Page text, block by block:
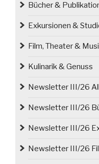
Bogislav
von
Bücher &
Exkursionen &
Film, Theater &
Kulinarik & Genuss
Newsletter III/26
Newsletter III/26
Newsletter III/26
Newsletter III/26